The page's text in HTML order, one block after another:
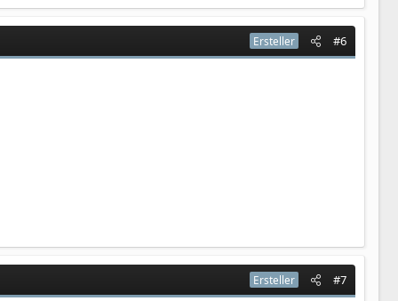
Ersteller #6
Ersteller #7